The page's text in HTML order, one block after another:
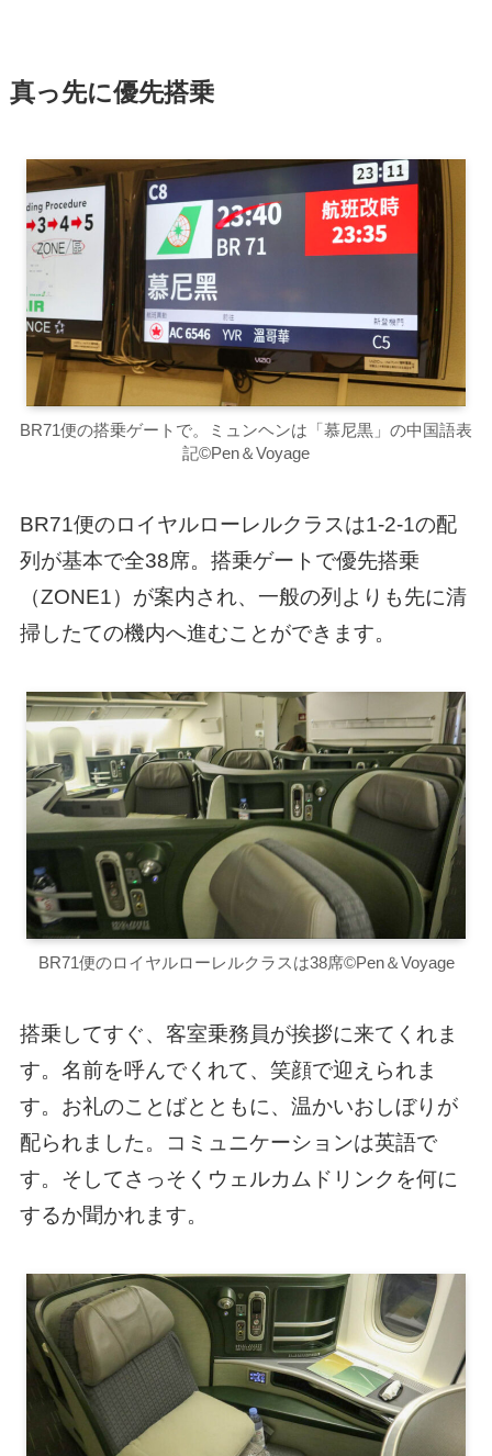
真っ先に優先搭乗
BR71便の搭乗ゲートで。ミュンヘンは「慕尼黒」の中国語表
記©Pen＆Voyage
BR71便のロイヤルローレルクラスは1-2-1の配
列が基本で全38席。搭乗ゲートで優先搭乗
（ZONE1）が案内され、一般の列よりも先に清
掃したての機内へ進むことができます。
BR71便のロイヤルローレルクラスは38席©Pen＆Voyage
搭乗してすぐ、客室乗務員が挨拶に来てくれま
す。名前を呼んでくれて、笑顔で迎えられま
す。お礼のことばとともに、温かいおしぼりが
配られました。コミュニケーションは英語で
す。そしてさっそくウェルカムドリンクを何に
するか聞かれます。